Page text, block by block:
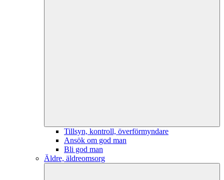
Tillsyn, kontroll, överförmyndare
Ansök om god man
Bli god man
Äldre, äldreomsorg